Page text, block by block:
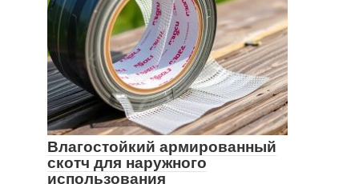
Влагостойкий армированный
скотч для наружного
использования